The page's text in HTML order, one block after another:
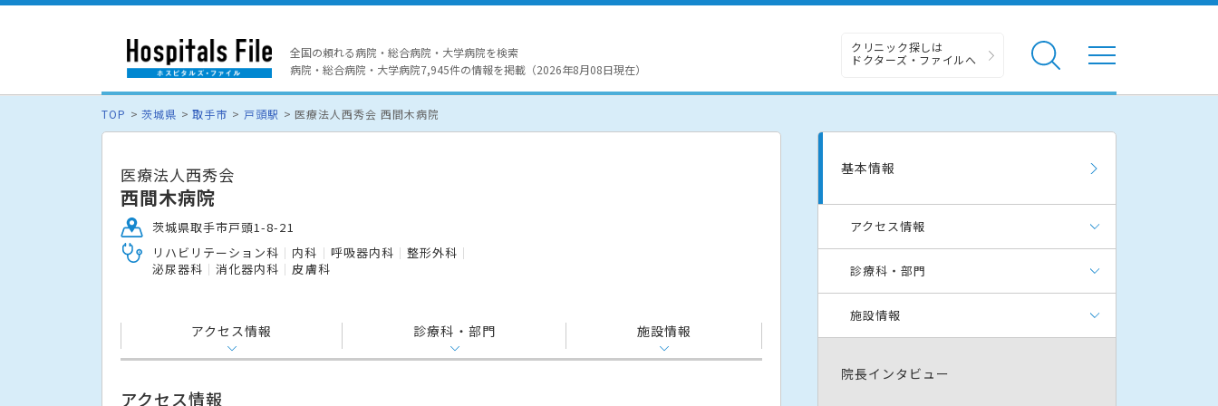
全国の頼れる病院・総合病院・大学病院を検索
病院・総合病院・大学病院7,945件の情報を掲載（2026年8月08日現在）
クリニック探しは
ドクターズ・ファイルへ
TOP 茨城県 取手市 戸頭駅 医療法人西秀会 西間木病院
医療法人西秀会
西間木病院
茨城県取手市戸頭1-8-21
リハビリテーション科
内科 呼吸器内科
整形外科
泌尿器科
消化器内科 皮膚科
アクセス情報 診療科・部門 施設情報
アクセス情報
基本情報
アクセス情報
診療科・部門
施設情報
院長インタビュー